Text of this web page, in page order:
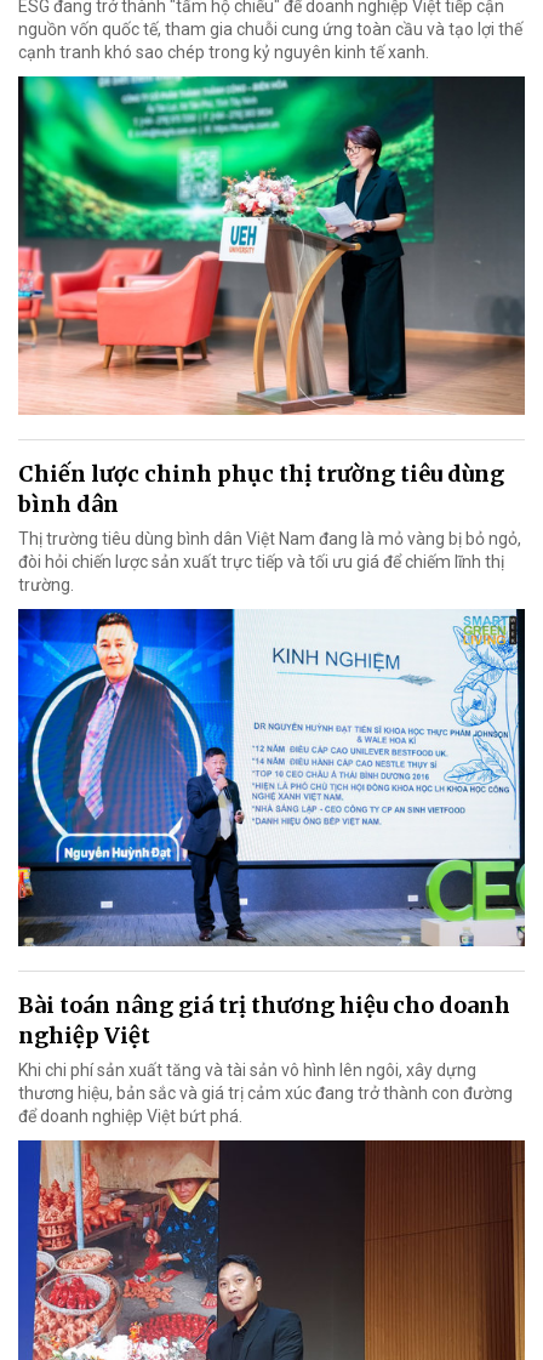
ESG đang trở thành "tấm hộ chiếu" để doanh nghiệp Việt tiếp cận
nguồn vốn quốc tế, tham gia chuỗi cung ứng toàn cầu và tạo lợi thế
cạnh tranh khó sao chép trong kỷ nguyên kinh tế xanh.
Chiến lược chinh phục thị trường tiêu dùng
bình dân
Thị trường tiêu dùng bình dân Việt Nam đang là mỏ vàng bị bỏ ngỏ,
đòi hỏi chiến lược sản xuất trực tiếp và tối ưu giá để chiếm lĩnh thị
trường.
Bài toán nâng giá trị thương hiệu cho doanh
nghiệp Việt
Khi chi phí sản xuất tăng và tài sản vô hình lên ngôi, xây dựng
thương hiệu, bản sắc và giá trị cảm xúc đang trở thành con đường
để doanh nghiệp Việt bứt phá.